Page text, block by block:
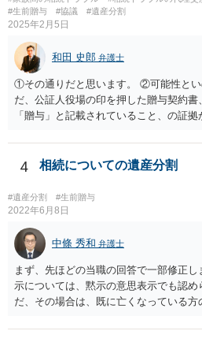
#生前贈与
#協議 #遺産分割
2025年2月5日
和田 史郎 弁護士
①その通りだと思います。 ②可能性とい
だ、公証人役場の印を押した贈与契約
「贈与」と記載されていること、の証
わなければ、遺産分割調停を申し立て
がしますね。
4 相続についての遺産分割
#遺産分割 #生前贈与
2022年6月8日
中條 秀和 弁護士
まず、先ほどの当職の回答で一部修正
示については、黙示の意思表示でも認
だ、その場合は、既に亡くなっている
持ち戻し免除の意思表示は書面で明確